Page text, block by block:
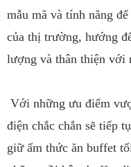
mẫu mã và tính năng
của thị trường, hướng
lượng và thân thiện với
Với những ưu điểm
điện chắc chắn sẽ tiếp
giữ ấm thức ăn buffet